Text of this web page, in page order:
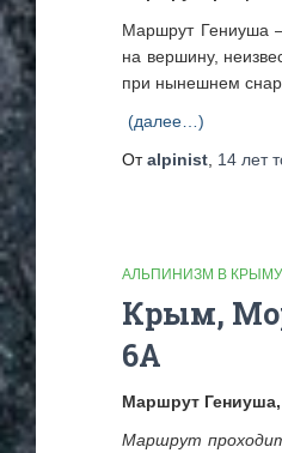
Маршрут Гениуша
на вершину,
при нынешнем
(далее…)
Отalpinist 14 лет
АЛЬПИНИЗМ В КРЫМУ
Крым,
6А
Маршрут
Маршрут